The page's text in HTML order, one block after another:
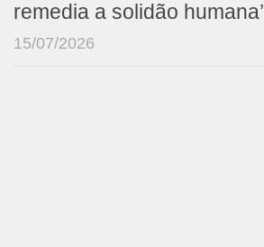
remedia a solidão humana’
15/07/2026